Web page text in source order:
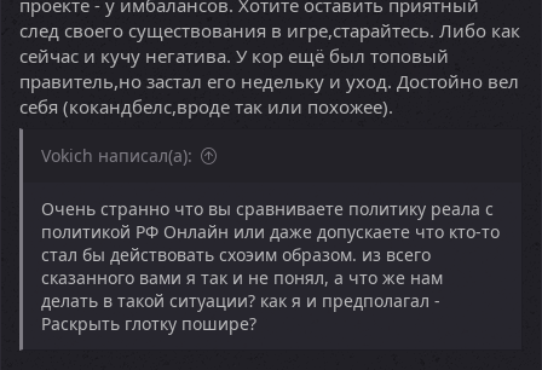
след своего существования в игре,старайтесь. Либо как
сейчас и кучу негатива. У кор ещё был топовый
правитель,но застал его недельку и уход. Достойно вел
себя (кокандбелс,вроде так или похожее).
Vokich написал(а):
Очень странно что вы сравниваете политику реала с
политикой РФ Онлайн или даже допускаете что кто-то
стал бы действовать схоэим образом. из всего
сказанного вами я так и не понял, а что же нам
делать в такой ситуации? как я и предполагал -
Раскрыть глотку пошире?